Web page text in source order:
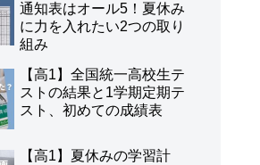
通知表はオール5！夏休み
に力を入れたい2つの取り
組み
【高1】全国統一高校生テ
ストの結果と1学期定期テ
スト、初めての成績表
【高1】夏休みの学習計